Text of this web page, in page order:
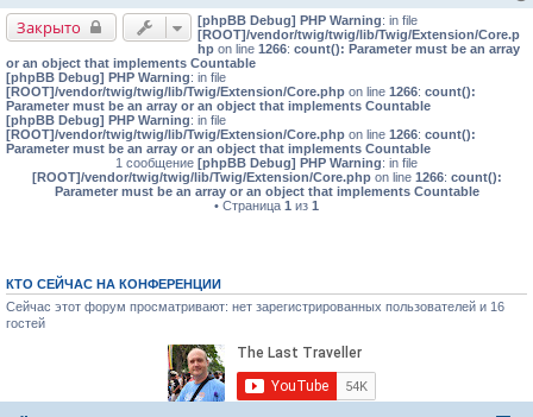
Закрыто [phpBB Debug] PHP Warning: in file
[ROOT]/vendor/twig/twig/lib/Twig/Extension/Core.p
hp on line 1266: count(): Parameter must be an array
or an object that implements Countable
[phpBB Debug] PHP Warning: in file
[ROOT]/vendor/twig/twig/lib/Twig/Extension/Core.php on line 1266: count():
Parameter must be an array or an object that implements Countable
[phpBB Debug] PHP Warning: in file
[ROOT]/vendor/twig/twig/lib/Twig/Extension/Core.php on line 1266: count():
Parameter must be an array or an object that implements Countable
1 сообщение [phpBB Debug] PHP Warning: in file
[ROOT]/vendor/twig/twig/lib/Twig/Extension/Core.phpon line 1266: count():
Parameter must be an array or an object that implements Countable
• Страница 1 из 1
КТО СЕЙЧАС НА КОНФЕРЕНЦИИ
Сейчас этот форум просматривают: нет зарегистрированных пользователей и 16
гостей